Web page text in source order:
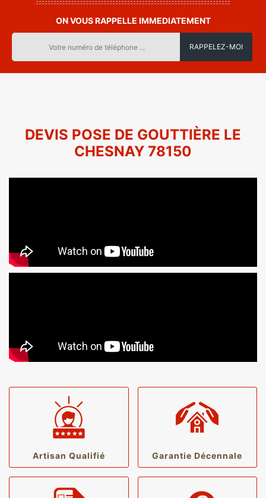
ON VOUS RAPPELLE IMMEDIATEMENT
DEVIS POSE DE GOUTTIÈRE LE
CHESNAY 78150
Artisan Qualifié Garantie Décennale